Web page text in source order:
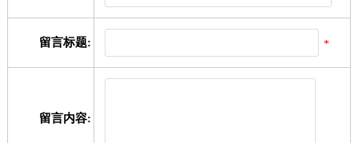
留言标题: *
留言内容: